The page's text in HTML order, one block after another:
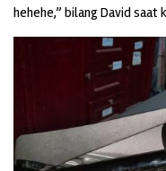
hehehe,” bilang David saat